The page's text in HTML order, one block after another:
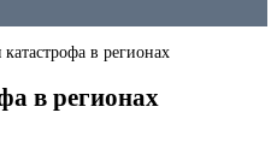
в регионах
в регионах